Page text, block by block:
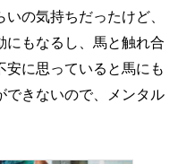
の気持ちだったけど、
にもなるし、馬と触れ合
安に思っていると馬にも
できないので、メンタル